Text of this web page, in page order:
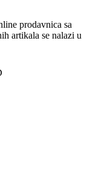
prodavnica sa
artikala se nalazi u